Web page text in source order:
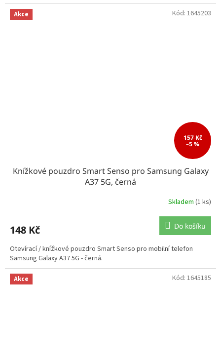
Akce
157 Kč
–5 %
Knížkové pouzdro Smart Senso pro Samsung Galaxy
A37 5G, černá
Skladem (1 ks)
148 Kč Do košíku
Otevírací / knížkové pouzdro Smart Senso pro mobilní telefon
Samsung Galaxy A37 5G - černá.
Kód: 1645203
Akce Kód: 1645185